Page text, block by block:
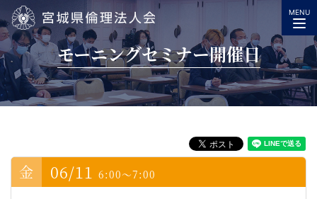
宮城県倫理法人会
MENU
モーニングセミナー開催日
06/11 6:00～7:00